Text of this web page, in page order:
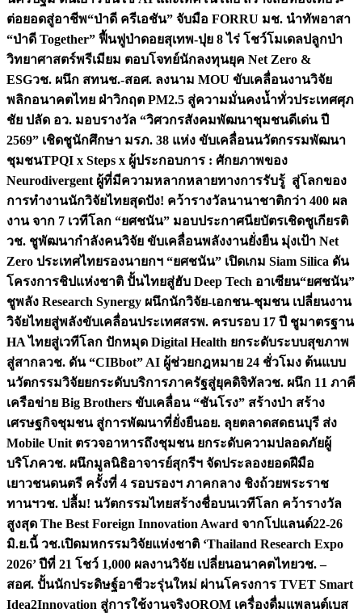
ต่อยอดสู่อาชีพ“ป่าดี ครีเอชัน” จับมือ FORRU มช. นำทัพอาสา
“ป่าดี Together” ฟื้นฟูป่าดอยสุเทพ-ปุย 8 ไร่ โชว์โมเดลปลูกป่า
วิทยาศาสตร์พรีเมียม ตอบโจทย์นักลงทุนยุค Net Zero &
ESGวช. ผนึก สทนช.-สอศ. ลงนาม MOU ขับเคลื่อนงานวิจัย
พลิกอนาคตไทย ฝ่าวิกฤต PM2.5 สู่ความมั่นคงน้ำทั่วประเทศศุภ
ชัย ปลัด อว. มอบรางวัล “วิศวกรสังคมพัฒนาชุมชนดีเด่น ปี
2569” เชิดชูนักศึกษา มรภ. 38 แห่ง ขับเคลื่อนนวัตกรรมพัฒนา
ชุมชนTPQI x Steps x ผู้ประกอบการ : ศักยภาพของ
Neurodivergent ผู้ที่มีความหลากหลายทางการรับรู้ สู่โลกของ
การทำงานนักวิจัยไทยสุดปัง! คว้ารางวัลนานาชาติกว่า 400 ผล
งาน จาก 7 เวทีโลก “ยศชนัน” มอบประกาศนียบัตรเชิดชูเกียรติ
วช. ชูพัฒนากำลังคนวิจัย ขับเคลื่อนพลังงานยั่งยืน มุ่งเป้า Net
Zero ประเทศไทยรองนายกฯ “ยศชนัน” เปิดเกม Siam Silica ดัน
โครงการชิปแห่งชาติ ปั้นไทยสู่ฮับ Deep Tech อาเซียน“ยศชนัน”
ชูพลัง Research Synergy ผนึกนักวิจัย-เอกชน-ชุมชน เปลี่ยนงาน
วิจัยไทยสู่พลังขับเคลื่อนประเทศสรพ. ครบรอบ 17 ปี ชูมาตรฐาน
HA ไทยสู่เวทีโลก ปักหมุด Digital Health ยกระดับระบบสุขภาพ
สู่สากลวช. ดัน “CIBbot” AI ผู้ช่วยกฎหมาย 24 ชั่วโมง ต้นแบบ
นวัตกรรมวิจัยยกระดับบริการภาครัฐสู่ยุคดิจิทัลวช. ผนึก 11 ภาคี
เครือข่าย Big Brothers ขับเคลื่อน “ชันโรง” สร้างป่า สร้าง
เศรษฐกิจชุมชน สู่การพัฒนาที่ยั่งยืนอย. ลุยตลาดสดธนบุรี ส่ง
Mobile Unit ตรวจอาหารถึงชุมชน ยกระดับความปลอดภัยผู้
บริโภควช. ผนึกมูลนิธิอาจารย์สุกรีฯ จัดประลองยอดฝีมือ
เยาวชนดนตรี ครั้งที่ 4 รอบรองฯ ภาคกลาง ชิงถ้วยพระราช
ทานฯวช. ปลื้ม! นวัตกรรมไทยสร้างชื่อบนเวทีโลก คว้ารางวัล
สูงสุด The Best Foreign Innovation Award จากโปแลนด์22-26
มิ.ย.นี้ วช.เปิดมหกรรมวิจัยแห่งชาติ ‘Thailand Research Expo
2026’ ปีที่ 21 โชว์ 1,000 ผลงานวิจัย เปลี่ยนอนาคตไทยวช. –
สอศ. ปั้นนักประดิษฐ์อาชีวะรุ่นใหม่ ผ่านโครงการ TVET Smart
Idea2Innovation สู่การใช้งานจริงOROM เครื่องดื่มแพลนต์เบส